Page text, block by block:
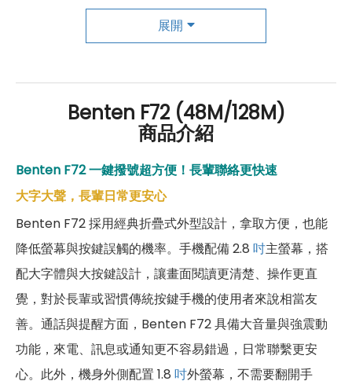
傑昇尊榮會員除了可以「消費集點兌換商品」，每半
年還有「200元配件購物金」，每年再送「VIP生日
展開
Benten F72 (48M/128M)
商品介紹
Benten F72 一鍵撥號超方便！長輩聯絡更快速
大字大聲，長輩日常更安心
Benten F72 採用經典折疊式外型設計，拿取方便，也能
降低螢幕與按鍵誤觸的機率。手機配備 2.8 吋主螢幕，搭
配大字體與大按鍵設計，讓畫面閱讀更清楚、操作更直
覺，對於長輩或習慣傳統按鍵手機的使用者來說相當友
善。通話與提醒方面，Benten F72 具備大音量與強震動
功能，來電、訊息或通知更不容易錯過，日常聯繫更安
心。此外，機身外側配置 1.8 吋外螢幕，不需要翻開手